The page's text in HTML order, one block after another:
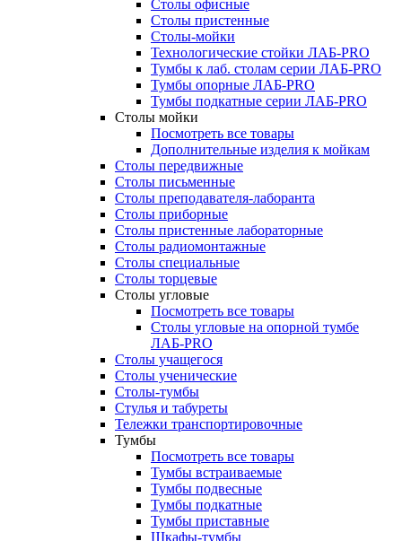
Столы офисные
Столы пристенные
Столы-мойки
Технологические стойки ЛАБ-PRO
Тумбы к лаб. столам серии ЛАБ-PRO
Тумбы опорные ЛАБ-PRO
Тумбы подкатные серии ЛАБ-PRO
Столы мойки
Посмотреть все товары
Дополнительные изделия к мойкам
Столы передвижные
Столы письменные
Столы преподавателя-лаборанта
Столы приборные
Столы пристенные лабораторные
Столы радиомонтажные
Столы специальные
Столы торцевые
Столы угловые
Посмотреть все товары
Столы угловые на опорной тумбе
ЛАБ-PRO
Столы учащегося
Столы ученические
Столы-тумбы
Стулья и табуреты
Тележки транспортировочные
Тумбы
Посмотреть все товары
Тумбы встраиваемые
Тумбы подвесные
Тумбы подкатные
Тумбы приставные
Шкафы-тумбы